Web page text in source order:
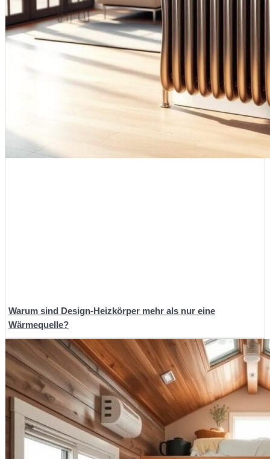
Warum sind Design-Heizkörper mehr als nur eine
Wärmequelle?